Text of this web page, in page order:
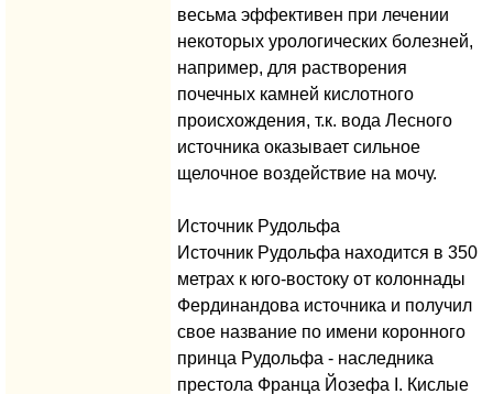
весьма эффективен при лечении
некоторых урологических болезней,
например, для растворения
почечных камней кислотного
происхождения, т.к. вода Лесного
источника оказывает сильное
щелочное воздействие на мочу.
Источник Рудольфа
Источник Рудольфа находится в 350
метрах к юго-востоку от колоннады
Фердинандова источника и получил
свое название по имени коронного
принца Рудольфа - наследника
престола Франца Йозефа I. Кислые